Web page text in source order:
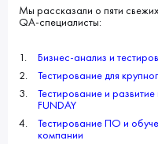
Мы рассказали о пяти
QA-специалисты:
Бизнес-анализ и
Тестирование для
Тестирование и
FUNDAY
Тестирование ПО и
компании